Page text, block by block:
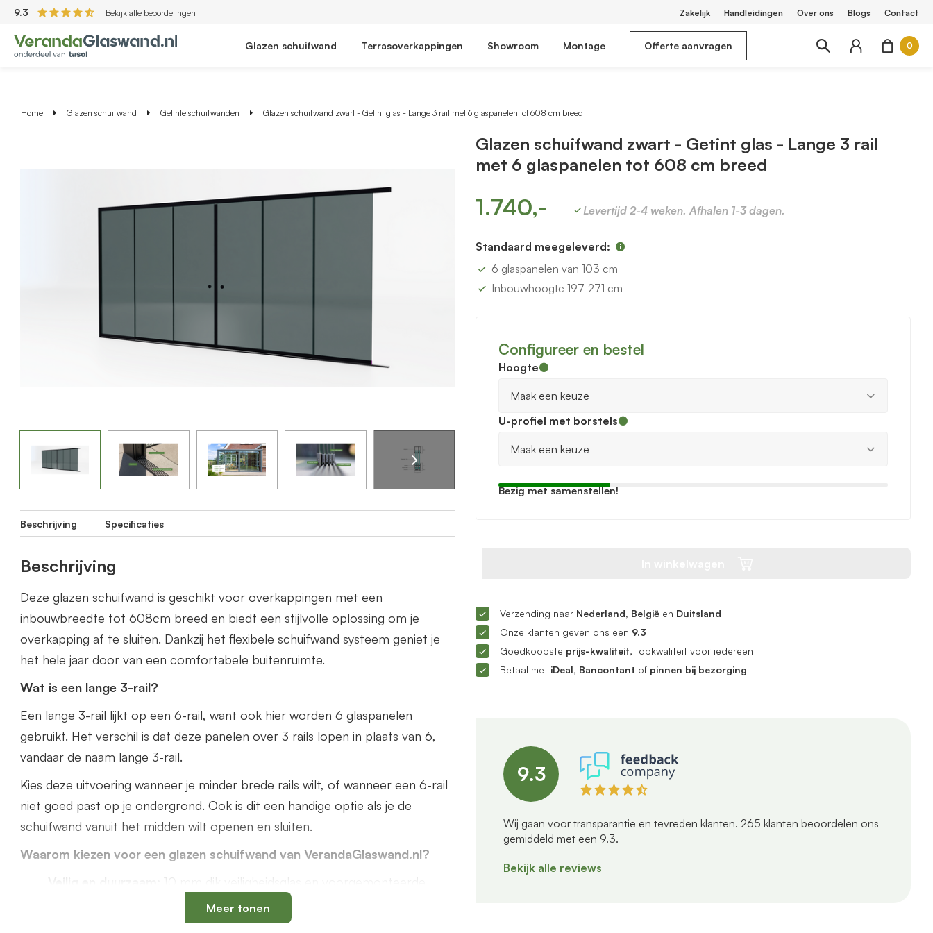
9.3 Bekijk alle beoordelingen Zakelijk Handleidingen Over ons Blogs Contact
Glazen schuifwand Terrasoverkappingen Showroom Montage Offerte aanvragen 0
Home Glazen schuifwand Getinte schuifwanden Glazen schuifwand zwart - Getint glas - Lange 3 rail met 6 glaspanelen tot 608 cm breed
Beschrijving Specificaties
Beschrijving
Deze glazen schuifwand is geschikt voor overkappingen met een
inbouwbreedte tot 608cm breed en biedt een stijlvolle oplossing om je
overkapping af te sluiten. Dankzij het flexibele schuifwand systeem geniet je
het hele jaar door van een comfortabele buitenruimte.
Wat is een lange 3-rail?
Een lange 3-rail lijkt op een 6-rail, want ook hier worden 6 glaspanelen
gebruikt. Het verschil is dat deze panelen over 3 rails lopen in plaats van 6,
vandaar de naam lange 3-rail.
Kies deze uitvoering wanneer je minder brede rails wilt, of wanneer een 6-rail
niet goed past op je ondergrond. Ook is dit een handige optie als je de
schuifwand vanuit het midden wilt openen en sluiten.
Waarom kiezen voor een glazen schuifwand van VerandaGlaswand.nl?
met een vervangbaar loopspoor, geïntegreerde
Meer tonen
Glazen schuifwand zwart - Getint glas - Lange 3 rail
met 6 glaspanelen tot 608 cm breed
1.740,- Levertijd 2-4 weken. Afhalen 1-3 dagen.
Standaard meegeleverd:
6 glaspanelen van 103 cm
Inbouwhoogte 197-271 cm
Configureer en bestel
Hoogte
U-profiel met borstels
Bezig met samenstellen!
Verzending naar Nederland, België en Duitsland
Onze klanten geven ons een 9.3
Goedkoopste prijs-kwaliteit, topkwaliteit voor iedereen
Betaal met iDeal, Bancontant of pinnen bij bezorging
9.3
Wij gaan voor transparantie en tevreden klanten. 265 klanten beoordelen ons
gemiddeld met een 9.3.
Bekijk alle reviews